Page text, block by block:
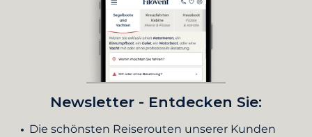
Newsletter - Entdecken Sie:
Die schönsten Reiserouten unserer Kunden